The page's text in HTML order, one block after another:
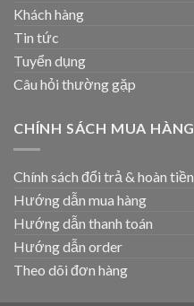
Khách hàng
Tin tức
Tuyển dụng
Câu hỏi thường gặp
CHÍNH SÁCH MUA HÀNG
Chính sách đổi trả & hoàn tiền
Hướng dẫn mua hàng
Hướng dẫn thanh toán
Hướng dẫn order
Theo dõi đơn hàng